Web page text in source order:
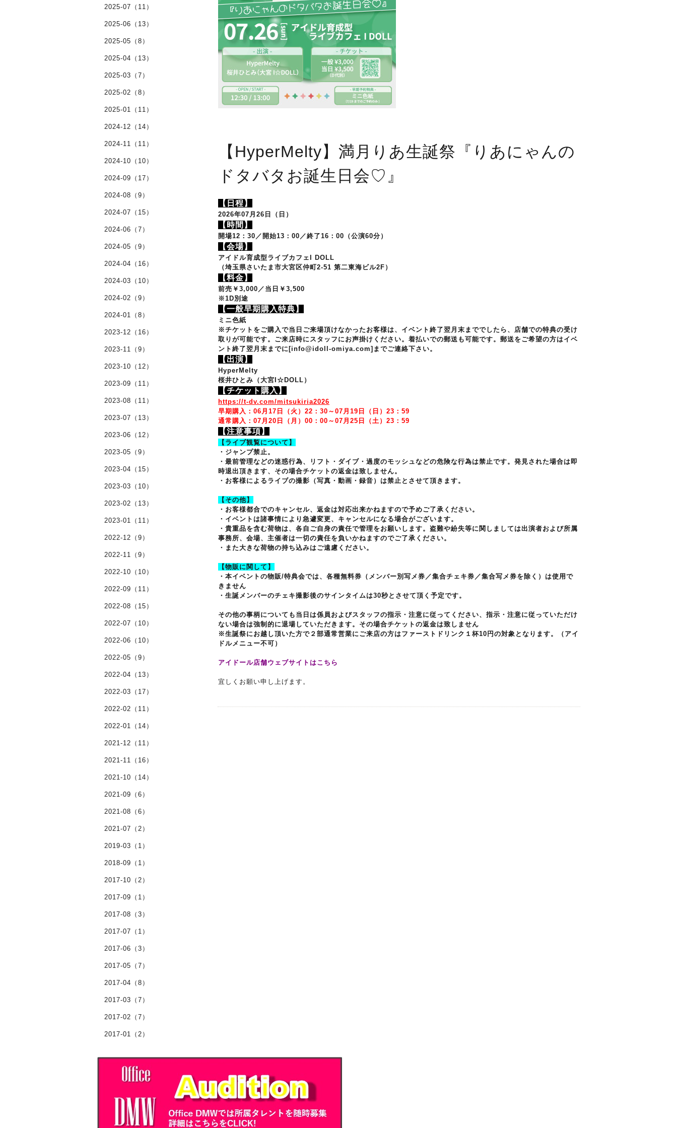
【HyperMelty】満月りあ生誕祭『りあにゃんの
ドタバタお誕生日会♡』
【日程】
2026年07月26日（日）
【時間】
開場12：30／開始13：00／終了16：00（公演60分）
【会場】
アイドル育成型ライブカフェI DOLL
（埼玉県さいたま市大宮区仲町2-51 第二東海ビル2F ）
【料金】
前売￥3,000／当日￥3,500
※1D別途
【一般早期購入特典】
ミニ色紙
※チケットをご購入で当日ご来場頂けなかったお客様は、イベント終了翌月末まででしたら、店舗での特典の受け
取りが可能です。ご来店時にスタッフにお声掛けください。着払いでの郵送も可能です。郵送をご希望の方はイベ
ント終了翌月末までに[info@idoll-omiya.com]までご連絡下さい。
【出演】
HyperMelty
桜井ひとみ（大宮I☆DOLL）
【チケット購入】
https://t-dv.com/mitsukiria2026
早期購入： 06月17日（火） 22：30 ～ 07月19日（日） 23：59
通常購入：07月20日 （月） 00：00 ～07月25日（土）23：59
【注意事項】
【ライブ観覧について】
・ジャンプ禁止。
・最前管理などの迷惑行為、リフト・ダイブ・過度のモッシュなどの危険な行為は禁止です。発見された場合は即
時退出頂きます、その場合チケットの返金は致しません。
・お客様によるライブの撮影（写真・動画・録音）は禁止とさせて頂きます。
【その他】
・お客様都合でのキャンセル、返金は対応出来かねますので予めご了承ください。
・イベントは諸事情により急遽変更、キャンセルになる場合がございます。
・貴重品を含む荷物は、各自ご自身の責任で管理をお願いします。盗難や紛失等に関しましては出演者および所属
事務所、会場、主催者は一切の責任を負いかねますのでご了承ください。
・また大きな荷物の持ち込みはご遠慮ください。
【物販に関して】
・本イベントの物販/特典会では、各種無料券（メンバー別写メ券／集合チェキ券／集合写メ券を除く）は使用で
きません
・生誕メンバーのチェキ撮影後のサインタイムは30秒とさせて頂く予定です。
その他の事柄についても当日は係員およびスタッフの指示・注意に従ってください、指示・注意に従っていただけ
ない場合は強制的に退場していただきます。その場合チケットの返金は致しません
※生誕祭にお越し頂いた方で２部通常営業にご来店の方はファーストドリンク１杯10円の対象となります。（アイ
ドルメニュー不可）
アイドール店舗ウェブサイトはこちら
宜しくお願い申し上げます。
2025-07（11）
2025-06（13）
2025-05（8）
2025-04（13）
2025-03（7）
2025-02（8）
2025-01（11）
2024-12（14）
2024-11（11）
2024-10（10）
2024-09（17）
2024-08（9）
2024-07（15）
2024-06（7）
2024-05（9）
2024-04（16）
2024-03（10）
2024-02（9）
2024-01（8）
2023-12（16）
2023-11（9）
2023-10（12）
2023-09（11）
2023-08（11）
2023-07（13）
2023-06（12）
2023-05（9）
2023-04（15）
2023-03（10）
2023-02（13）
2023-01（11）
2022-12（9）
2022-11（9）
2022-10（10）
2022-09（11）
2022-08（15）
2022-07（10）
2022-06（10）
2022-05（9）
2022-04（13）
2022-03（17）
2022-02（11）
2022-01（14）
2021-12（11）
2021-11（16）
2021-10（14）
2021-09（6）
2021-08（6）
2021-07（2）
2019-03（1）
2018-09（1）
2017-10（2）
2017-09（1）
2017-08（3）
2017-07（1）
2017-06（3）
2017-05（7）
2017-04（8）
2017-03（7）
2017-02（7）
2017-01（2）